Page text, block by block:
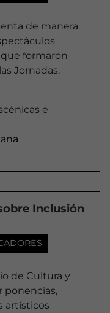
de manera
formaron
Jornadas.
e
Inclusión
de Cultura y
ponencias,
artísticos